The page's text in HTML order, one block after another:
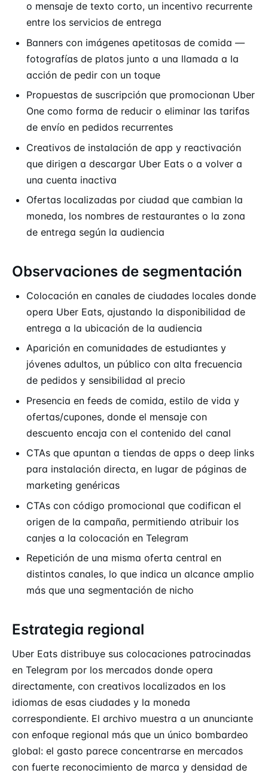
o mensaje de texto corto, un incentivo recurrente
entre los servicios de entrega
Banners con imágenes apetitosas de comida —
fotografías de platos junto a una llamada a la
acción de pedir con un toque
Propuestas de suscripción que promocionan Uber
One como forma de reducir o eliminar las tarifas
de envío en pedidos recurrentes
Creativos de instalación de app y reactivación
que dirigen a descargar Uber Eats o a volver a
una cuenta inactiva
Ofertas localizadas por ciudad que cambian la
moneda, los nombres de restaurantes o la zona
de entrega según la audiencia
Observaciones de segmentación
Colocación en canales de ciudades locales donde
opera Uber Eats, ajustando la disponibilidad de
entrega a la ubicación de la audiencia
Aparición en comunidades de estudiantes y
jóvenes adultos, un público con alta frecuencia
de pedidos y sensibilidad al precio
Presencia en feeds de comida, estilo de vida y
ofertas/cupones, donde el mensaje con
descuento encaja con el contenido del canal
CTAs que apuntan a tiendas de apps o deep links
para instalación directa, en lugar de páginas de
marketing genéricas
CTAs con código promocional que codifican el
origen de la campaña, permitiendo atribuir los
canjes a la colocación en Telegram
Repetición de una misma oferta central en
distintos canales, lo que indica un alcance amplio
más que una segmentación de nicho
Estrategia regional
Uber Eats distribuye sus colocaciones patrocinadas
en Telegram por los mercados donde opera
directamente, con creativos localizados en los
idiomas de esas ciudades y la moneda
correspondiente. El archivo muestra a un anunciante
con enfoque regional más que un único bombardeo
global: el gasto parece concentrarse en mercados
con fuerte reconocimiento de marca y densidad de